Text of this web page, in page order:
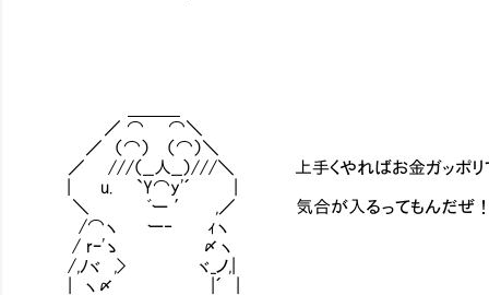
／ ⌒ ⌒＼
／ （⌒） （⌒）＼
／ ///（__人__）///＼ 上手くやればお金ガッポリでシ
| u. `Y⌒y'´ |
＼ ﾞー ′ ,／ 気合が入るってもんだぜ
/⌒ヽ ー‐ ｨヽ
/ rｰ'ゝ 〆ヽ
/,ﾉヾ ,> ヾ_ノ,|
| ヽ〆 |´ |